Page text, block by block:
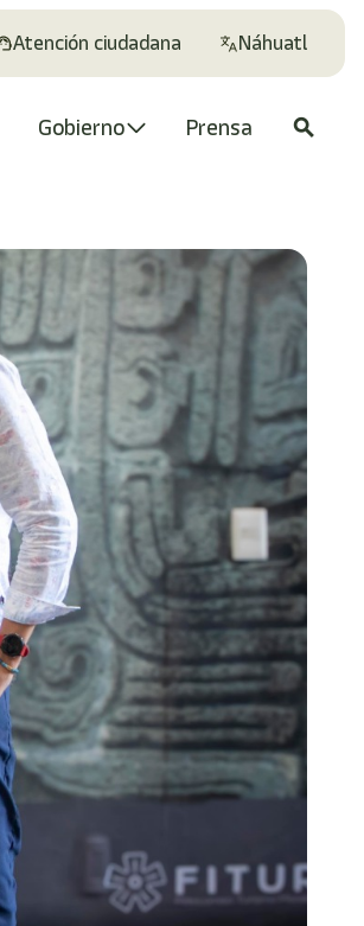
Atención ciudadana Náhuatl
Gobierno Prensa search